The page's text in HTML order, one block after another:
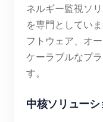
ネルギー監視ソ
を専門としてい
フトウェア、オ
ケーラブルなプ
す。
中核ソリューシ